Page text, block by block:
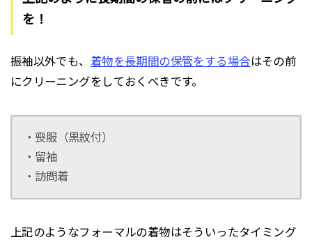
を！
振袖以外でも、 着物を長期間の保管をする場合はその前
にクリーニングをしておくべきです。
・喪服（黒紋付）
・留袖
・訪問着
上記のようなフォーマルの着物はそういったタイミング